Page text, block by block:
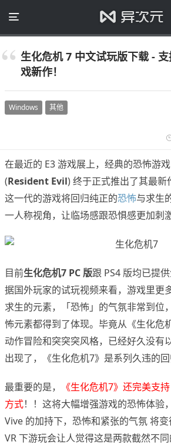
生化危机 7 中文试玩版下载 -
戏新作！
Windows 其他
在最近的 E3 游戏展上，经典的恐怖游
(Resident Evil) 终于正式推出了其最新
这一代的游戏将回归纯正的恐怖与求生
一人称视角，让临场感跟恐惧感更加刺激
目前生化危机7 PC 版跟 PS4 版均已提
据国外玩家的试玩视频来看，游戏里更
求生的元素，「恐怖」的气氛非常到位
怖元素都得到了体现。毕竟从《生化危
动作冒险和突突突风格，已经好久没有
出现了，《生化危机7》是系列久违的回
最重要的是，
《生化危机7》还完美支
方式！！这将大幅增强游戏的恐怖体验
Vive 的加持下，恐怖和紧张的气氛 将
VR 下游玩会让人觉得这是两款截然不